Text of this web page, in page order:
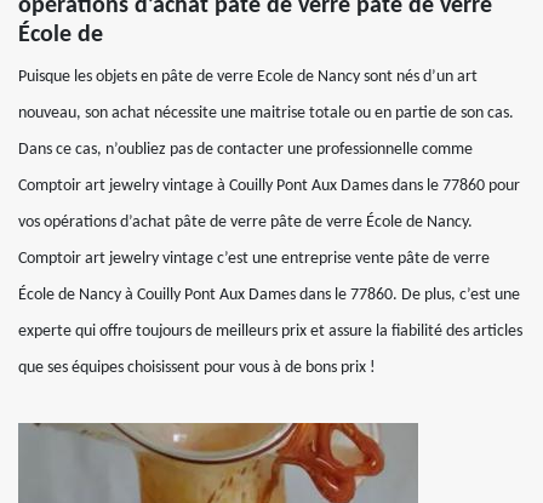
opérations d’achat pâte de verre pâte de verre
École de
Puisque les objets en pâte de verre Ecole de Nancy sont nés d’un art
nouveau, son achat nécessite une maitrise totale ou en partie de son cas.
Dans ce cas, n’oubliez pas de contacter une professionnelle comme
Comptoir art jewelry vintage à Couilly Pont Aux Dames dans le 77860 pour
vos opérations d’achat pâte de verre pâte de verre École de Nancy.
Comptoir art jewelry vintage c’est une entreprise vente pâte de verre
École de Nancy à Couilly Pont Aux Dames dans le 77860. De plus, c’est une
experte qui offre toujours de meilleurs prix et assure la fiabilité des articles
que ses équipes choisissent pour vous à de bons prix !